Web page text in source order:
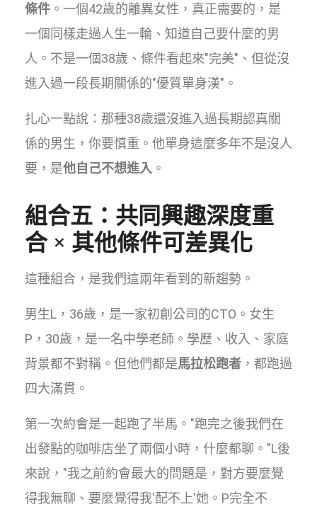
條件 。一個42歲的離異女性，真正需要的，是
一個同樣走過人生一輪、知道自己要什麼的男
人。不是一個38歲、條件看起來"完美"、但從沒
進入過一段長期關係的"優質單身漢"。
扎心一點說：那種38歲還沒進入過長期認真關
係的男生，你要慎重。他單身這麼多年不是沒人
要，是他自己不想進入 。
組合五：共同興趣深度重
合 × 其他條件可差異化
這種組合，是我們這兩年看到的新趨勢。
男生L，36歲，是一家初創公司的CTO。女生
P，30歲，是一名中學老師。學歷、收入、家庭
背景都不對稱。但他們都是馬拉松跑者 ，都跑過
四大滿貫。
第一次約會是一起跑了半馬。"跑完之後我們在
出發點的咖啡店坐了兩個小時，什麼都聊。"L後
來說，"我之前約會最大的問題是，對方要麼覺
得我無聊、要麼覺得我'配不上'她。P完全不